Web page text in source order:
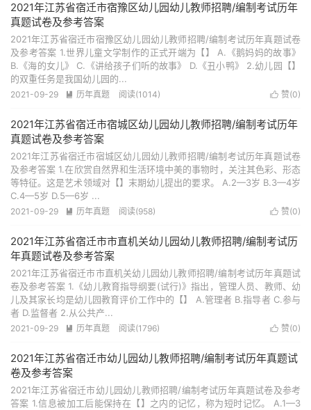
2021年江苏省宿迁市宿豫区幼儿园幼儿教师招聘/编制考试历年
真题试卷及参考答案
2021年江苏省宿迁市宿豫区幼儿园幼儿教师招聘/编制考试历年真题试卷
及参考答案 1.世界儿童文学制作的正式开端为【】 A.《鹅妈妈的故事》
B.《海的女儿》 C.《讲给孩子们听的故事》 D.《丑小鸭》 2.幼儿园【】
的双重任务是我国幼儿园的...
2021-09-29  历年真题 阅读(1014)  赞(0)
2021年江苏省宿迁市宿城区幼儿园幼儿教师招聘/编制考试历年
真题试卷及参考答案
2021年江苏省宿迁市宿城区幼儿园幼儿教师招聘/编制考试历年真题试卷
及参考答案 1.在欣赏自然界和生活环境中美的事物时，关注其色彩、形态
等特征。这是艺术领域对【】末期幼儿提出的要求。 A.2—3岁 B.3—4岁
C.4—5岁 D.5—6岁 ...
2021-09-29  历年真题 阅读(958)  赞(0)
2021年江苏省宿迁市市直机关幼儿园幼儿教师招聘/编制考试历
年真题试卷及参考答案
2021年江苏省宿迁市市直机关幼儿园幼儿教师招聘/编制考试历年真题试
卷及参考答案 1.《幼儿教育指导纲要(试行)》指出，管理人员、教师、幼
儿及其家长均是幼儿园教育评价工作中的【】 A.管理者 B.指导者 C.参与
者 D.监督者 2.从公共产...
2021-09-29  历年真题 阅读(1796)  赞(0)
2021年江苏省宿迁市幼儿园幼儿教师招聘/编制考试历年真题试
卷及参考答案
2021年江苏省宿迁市幼儿园幼儿教师招聘/编制考试历年真题试卷及参考
答案 1.信息被加工后能保持在【】之内的记忆，称为短时记忆。 A.1—3